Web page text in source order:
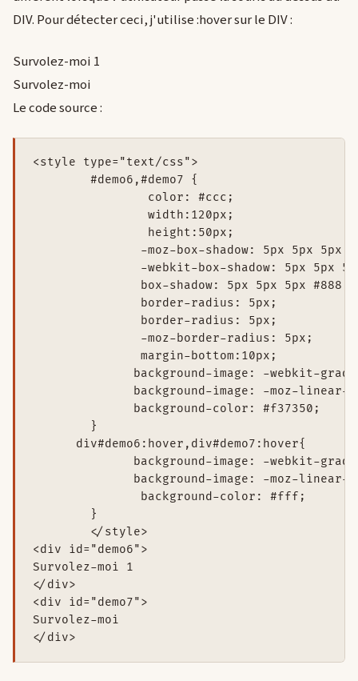
DIV. Pour détecter ceci, j'utilise :hover sur le DIV :
Survolez-moi 1
Survolez-moi
Le code source :
<style type="text/css">
	#demo6,#demo7 {
		width:120px;
-moz-box-shadow: 5px 5px 5px
-webkit-box-shadow: 5px 5px
               box-shadow: 5px 5px 5px #888;
               border-radius: 5px;
               border-radius: 5px;
               -moz-border-radius: 5px;
               margin-bottom:10px;
background-image: -webkit-
background-image: -moz-linear-
              background-color: #f37350;
      div#demo6:hover,div#demo7:hover{
background-image: -webkit-
background-image: -moz-linear-
               background-color: #fff;
        }
<div id="demo6">
Survolez-moi 1
</div>
<div id="demo7">
Survolez-moi